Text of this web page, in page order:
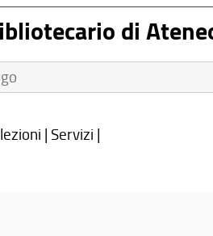
di
| Servizi |